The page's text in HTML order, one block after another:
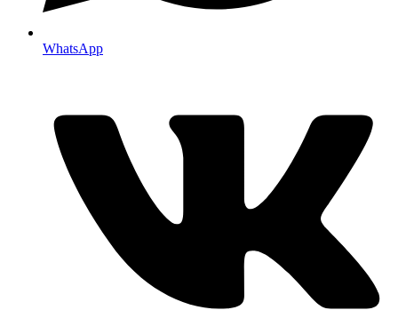
WhatsApp